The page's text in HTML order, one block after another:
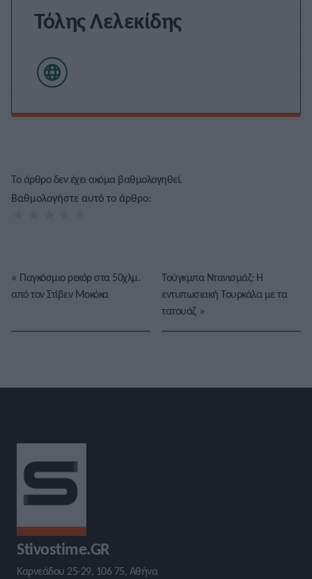
Τόλης Λελεκίδης
Το άρθρο δεν έχει ακόμα βαθμολογηθεί.
Βαθμολογήστε αυτό το άρθρο:
« Παγκόσμιο ρεκόρ στα 50χλμ.
από τον Στίβεν Μοκόκα
Τούγκμπα Ντανισμάζ: Η
εντυπωσιακή Τουρκάλα με τα
τατουάζ»
Stivostime.GR
Καρνεάδου 25-29, 106 75, Αθήνα